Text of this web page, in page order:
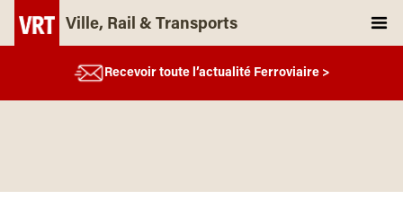
Ville, Rail & Transports
Recevoir toute l’actualité Ferroviaire >